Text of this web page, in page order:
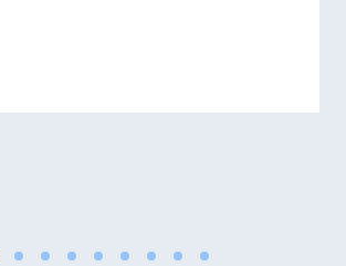
studio — Accademia Teatro alla Scala